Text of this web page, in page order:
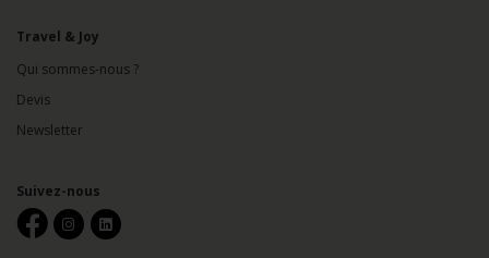
Travel & Joy
Qui sommes-nous ?
Devis
Newsletter
Suivez-nous